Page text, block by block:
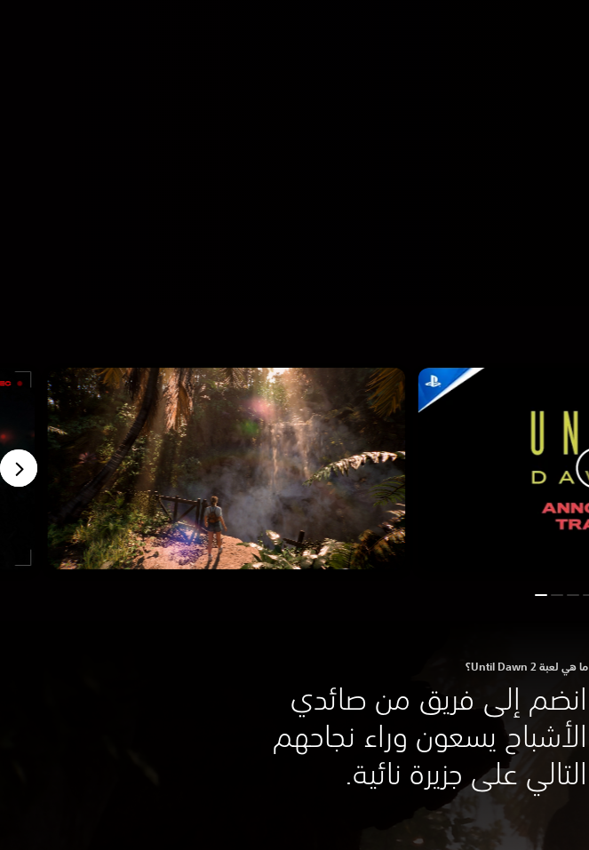
ما هي لعبة Until Dawn 2؟
انضم إلى فريق من صائدي
الأشباح يسعون وراء نجاحهم
التالي على جزيرة نائية.